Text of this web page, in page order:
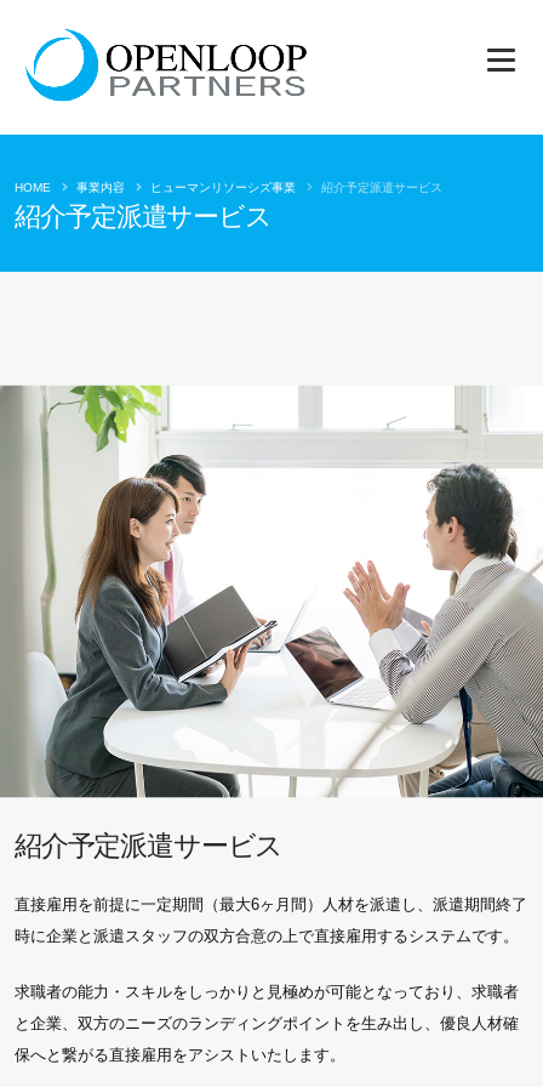
紹介予定派遣サービス
HOME 事業内容 ヒューマンリソーシズ事業 紹介予定派遣サービス
紹介予定派遣サービス
直接雇用を前提に一定期間（最大6ヶ月間）人材を派遣し、派遣期間終了
時に企業と派遣スタッフの双方合意の上で直接雇用するシステムです。
求職者の能力・スキルをしっかりと見極めが可能となっており、求職者
と企業、双方のニーズのランディングポイントを生み出し、優良人材確
保へと繋がる直接雇用をアシストいたします。